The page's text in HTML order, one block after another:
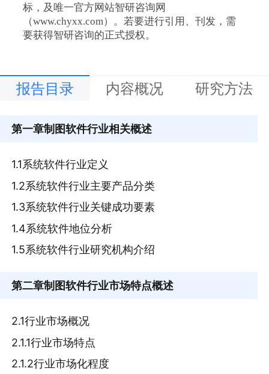
标，及唯一官方网站智研咨询网
（www.chyxx.com）。若要进行引用、刊发，需
要获得智研咨询的正式授权。
报告目录 内容概况 研究方法
第一章制图软件行业相关概述
1.1系统软件行业定义
1.2系统软件行业主要产品分类
1.3系统软件行业关键成功要素
1.4系统软件地位分析
1.5系统软件行业研究机构介绍
第二章制图软件行业市场特点概述
2.1行业市场概况
2.1.1行业市场特点
2.1.2行业市场化程度